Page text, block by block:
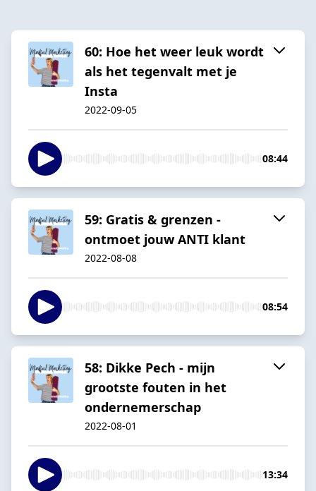
60: Hoe het weer leuk wordt
als het tegenvalt met je
Insta
2022-09-05
08:44
59: Gratis & grenzen -
ontmoet jouw ANTI klant
2022-08-08
08:54
58: Dikke Pech - mijn
grootste fouten in het
ondernemerschap
2022-08-01
13:34